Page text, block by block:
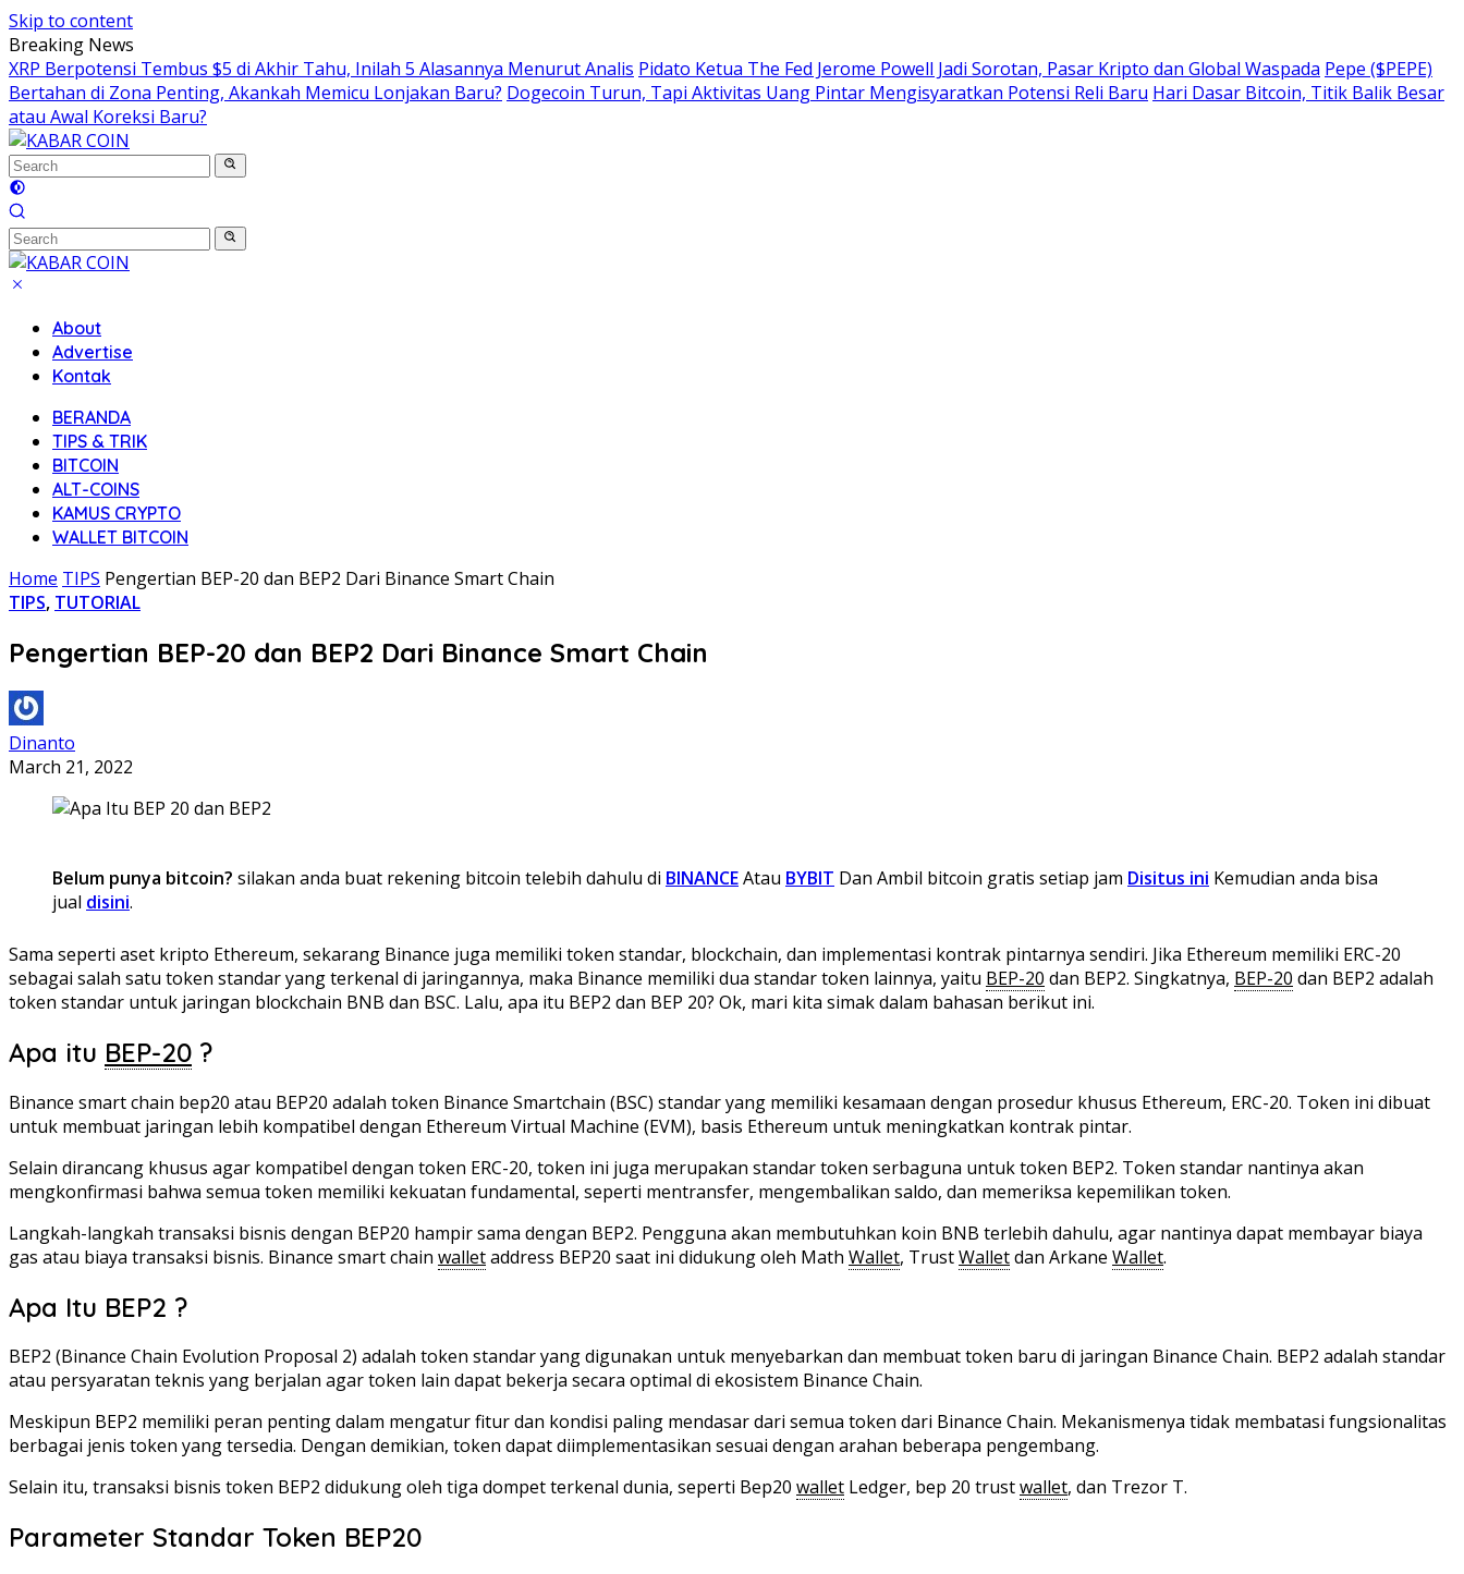
Skip to content
Breaking News
XRP Berpotensi Tembus $5 di Akhir Tahu, Inilah 5 Alasannya Menurut Analis Pidato Ketua The Fed Jerome Powell Jadi Sorotan, Pasar Kripto dan Global Waspada Pepe ($PEPE)
Bertahan di Zona Penting, Akankah Memicu Lonjakan Baru? Dogecoin Turun, Tapi Aktivitas Uang Pintar Mengisyaratkan Potensi Reli Baru Hari Dasar Bitcoin, Titik Balik Besar
atau Awal Koreksi Baru?
About
Advertise
Kontak
BERANDA
TIPS & TRIK
BITCOIN
ALT-COINS
KAMUS CRYPTO
WALLET BITCOIN
Home TIPS Pengertian BEP-20 dan BEP2 Dari Binance Smart Chain
TIPS, TUTORIAL
Pengertian BEP-20 dan BEP2 Dari Binance Smart Chain
Dinanto
March 21, 2022
Belum punya bitcoin? silakan anda buat rekening bitcoin telebih dahulu di BINANCEAtau BYBIT Dan Ambil bitcoin gratis setiap jam Disitus ini Kemudian anda bisa
jual disini.
Sama seperti aset kripto Ethereum, sekarang Binance juga memiliki token standar, blockchain, dan implementasi kontrak pintarnya sendiri. Jika Ethereum memiliki ERC-20
sebagai salah satu token standar yang terkenal di jaringannya, maka Binance memiliki dua standar token lainnya, yaitu BEP-20 dan BEP2. Singkatnya, BEP-20 dan BEP2 adalah
token standar untuk jaringan blockchain BNB dan BSC. Lalu, apa itu BEP2 dan BEP 20? Ok, mari kita simak dalam bahasan berikut ini.
Apa itu BEP-20 ?
Binance smart chain bep20 atau BEP20 adalah token Binance Smartchain (BSC) standar yang memiliki kesamaan dengan prosedur khusus Ethereum, ERC-20. Token ini dibuat
untuk membuat jaringan lebih kompatibel dengan Ethereum Virtual Machine (EVM), basis Ethereum untuk meningkatkan kontrak pintar.
Selain dirancang khusus agar kompatibel dengan token ERC-20, token ini juga merupakan standar token serbaguna untuk token BEP2. Token standar nantinya akan
mengkonfirmasi bahwa semua token memiliki kekuatan fundamental, seperti mentransfer, mengembalikan saldo, dan memeriksa kepemilikan token.
Langkah-langkah transaksi bisnis dengan BEP20 hampir sama dengan BEP2. Pengguna akan membutuhkan koin BNB terlebih dahulu, agar nantinya dapat membayar biaya
gas atau biaya transaksi bisnis. Binance smart chain walletaddress BEP20 saat ini didukung oleh Math Wallet, TrustWalletdan Arkane Wallet.
Apa Itu BEP2 ?
BEP2 (Binance Chain Evolution Proposal 2) adalah token standar yang digunakan untuk menyebarkan dan membuat token baru di jaringan Binance Chain. BEP2 adalah standar
atau persyaratan teknis yang berjalan agar token lain dapat bekerja secara optimal di ekosistem Binance Chain.
Meskipun BEP2 memiliki peran penting dalam mengatur fitur dan kondisi paling mendasar dari semua token dari Binance Chain. Mekanismenya tidak membatasi fungsionalitas
berbagai jenis token yang tersedia. Dengan demikian, token dapat diimplementasikan sesuai dengan arahan beberapa pengembang.
Selain itu, transaksi bisnis token BEP2 didukung oleh tiga dompet terkenal dunia, seperti Bep20 wallet Ledger, bep 20 trustwallet, dan Trezor T.
Parameter Standar Token BEP20